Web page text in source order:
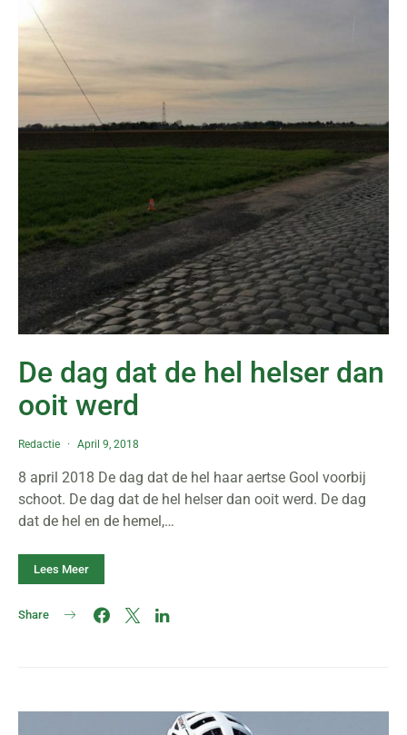
De dag dat de hel helser dan
ooit werd
Redactie April 9, 2018
8 april 2018 De dag dat de hel haar aertse Gool voorbij
schoot. De dag dat de hel helser dan ooit werd. De dag
dat de hel en de hemel,…
Lees Meer
Share